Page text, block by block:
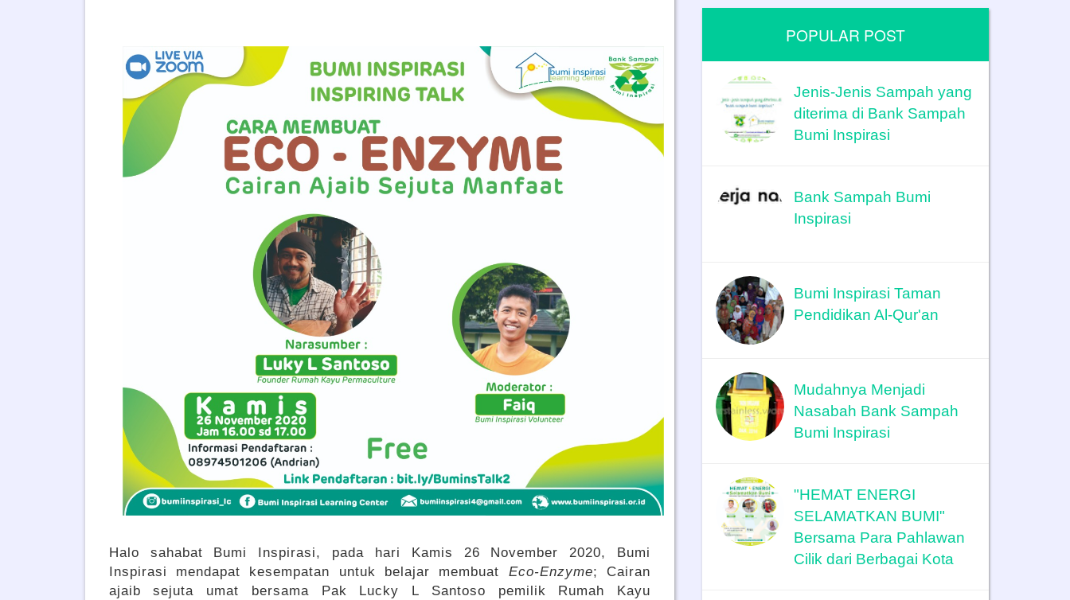
Halo sahabat Bumi Inspirasi, pada hari Kamis 26 November 2020, Bumi
Inspirasi mendapat kesempatan untuk belajar membuat Eco-Enzyme; Cairan
ajaib sejuta umat bersama Pak Lucky L Santoso pemilik Rumah Kayu
POPULAR POST
Jenis-Jenis Sampah yang
diterima di Bank Sampah
Bumi Inspirasi
Bank Sampah Bumi
Inspirasi
Bumi Inspirasi Taman
Pendidikan Al-Qur'an
Mudahnya Menjadi
Nasabah Bank Sampah
Bumi Inspirasi
"HEMAT ENERGI
SELAMATKAN BUMI"
Bersama Para Pahlawan
Cilik dari Berbagai Kota